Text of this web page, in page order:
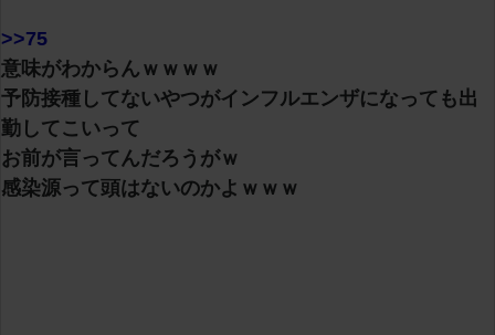
>>75
意味がわからんｗｗｗｗ
予防接種してないやつがインフルエンザになっても出
勤してこいって
お前が言ってんだろうがｗ
感染源って頭はないのかよｗｗｗ